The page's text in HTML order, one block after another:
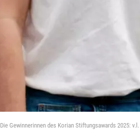
Die Gewinnerinnen des Korian Stiftungsawards 2025: